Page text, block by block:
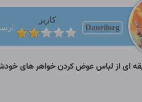
Daneilorg
کاربر